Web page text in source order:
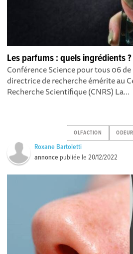
Les parfums : quels ingrédients ?
Conférence Science pour tous 06
directrice de recherche émérite au
Recherche Scientifique (CNRS) La...
OLFACTION
Roxane Bartoletti
annonce publiée le20/12/2022